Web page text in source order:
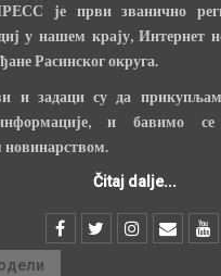
је први званично
у нашем крају, Интернет
Расинског округа.
и задаци су да
и бавимо
Čitaj dalje...